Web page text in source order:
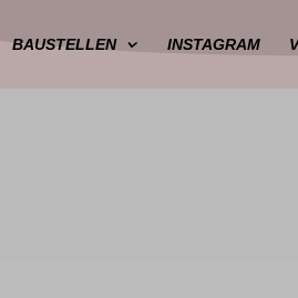
BAUSTELLEN INSTAGRAM